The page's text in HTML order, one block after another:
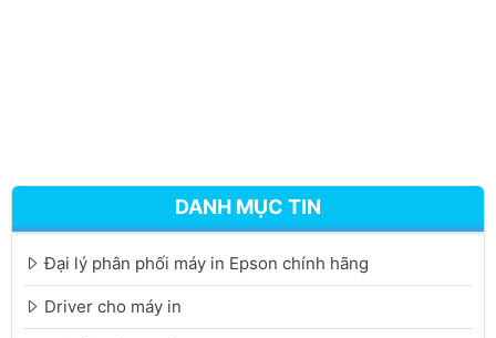
DANH MỤC TIN
Đại lý phân phối máy in Epson chính hãng
Driver cho máy in